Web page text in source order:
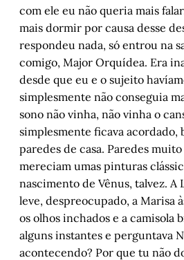
Diário da guerra do
Tragédia , por Cristiano
Canções de 1978, por
Serranos na várzea –
Hasse
As cinzas insurgentes
por Jandiro Koch
Santa Catarina, a santa
Damin
Apadrinhe a Escola Casa
Juremir Machado da Silva
Porto Alegre, 1893-95:
,
Doberstein
com ele eu não queria mais
mais dormir por causa desse
respondeu nada, só entrou na
comigo, Major Orquídea. Era
desde que eu e o sujeito
simplesmente não conseguia
sono não vinha, não vinha o
simplesmente ficava acordado,
paredes de casa. Paredes
mereciam umas pinturas
nascimento de Vênus, talvez. A
leve, despreocupado, a Marisa
os olhos inchados e a camisola
alguns instantes e perguntava
acontecendo? Por que tu não